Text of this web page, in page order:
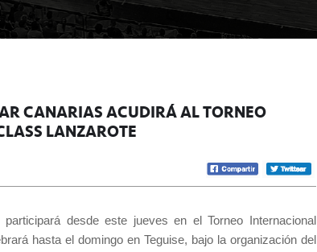
CANARIAS ACUDIRÁ AL TORNEO
LANZAROTE
desde este jueves en el Torneo Internacional
hasta el domingo en Teguise, bajo la organización del